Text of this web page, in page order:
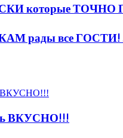
которые ТОЧНО
рады все
ВКУСНО!!!